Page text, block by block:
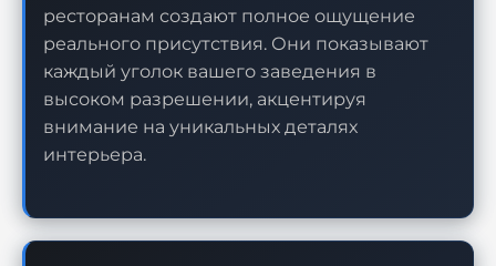
ресторанам создают полное ощущение
реального присутствия. Они показывают
каждый уголок вашего заведения в
высоком разрешении, акцентируя
внимание на уникальных деталях
интерьера.